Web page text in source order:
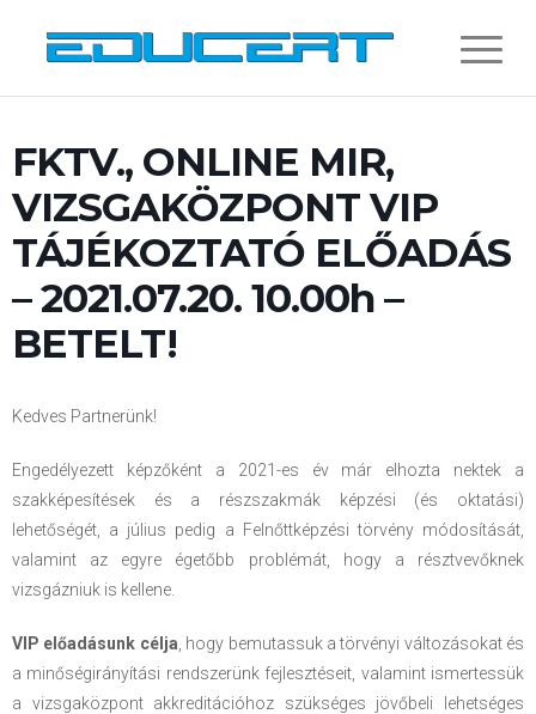
FKTV., ONLINE MIR,
VIZSGAKÖZPONT VIP
TÁJÉKOZTATÓ ELŐADÁS
– 2021.07.20. 10.00h –
BETELT!
Kedves Partnerünk!
Engedélyezett képzőként a 2021-es év már elhozta nektek a
szakképesítések és a részszakmák képzési (és oktatási)
lehetőségét, a július pedig a Felnőttképzési törvény módosítását,
valamint az egyre égetőbb problémát, hogy a résztvevőknek
vizsgázniuk is kellene.
VIP előadásunk célja , hogy bemutassuk a törvényi változásokat és
a minőségirányítási rendszerünk fejlesztéseit, valamint ismertessük
a vizsgaközpont akkreditációhoz szükséges jövőbeli lehetséges